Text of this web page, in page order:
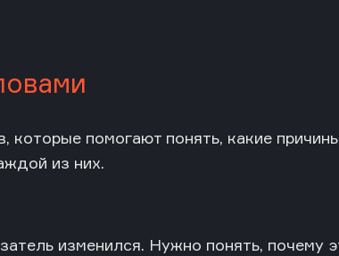
которые помогают понять, какие
из них.
изменился. Нужно понять, почему